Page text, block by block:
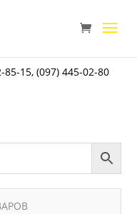
85-15,(097) 445-02-80